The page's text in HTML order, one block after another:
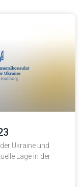
Ukraine und
Lage in der